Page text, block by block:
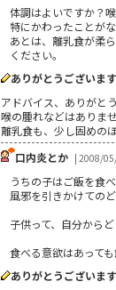
体調はよいですか？
特にかわったことが
あとは、離乳食が柔
ください。
ありがとうございます
アドバイス、ありがと
喉の腫れなどはありま
離乳食も、少し固めの
口内炎とか | 2008/
うちの子はご飯を食
風邪を引きかけての
子供って、自分から
食べる意欲はあって
ありがとうございます